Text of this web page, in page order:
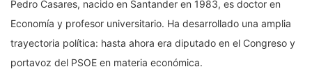
Pedro Casares, nacido en Santander en 1983, es doctor en
Economía y profesor universitario. Ha desarrollado una amplia
trayectoria política: hasta ahora era diputado en el Congreso y
portavoz del PSOE en materia económica.